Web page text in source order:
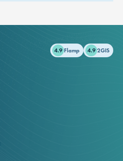
4.9 Flamp 4.9 2GIS